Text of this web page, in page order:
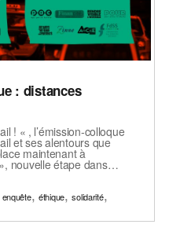
: distances
! « , l’émission-colloque
et ses alentours que
maintenant à
nouvelle étape dans…
enquête, éthique,solidarité,